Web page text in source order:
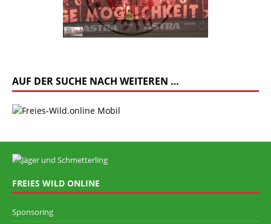
AUF DER SUCHE NACH WEITEREN …
FREIES WILD ONLINE
Sponsoring